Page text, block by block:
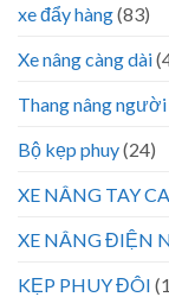
xe đẩy hàng(83)
Xe nâng càng dài
Thang nâng người
Bộ kẹp phuy(24)
XE NÂNG TAY
XE NÂNG ĐIỆN
KẸP PHUY ĐÔI